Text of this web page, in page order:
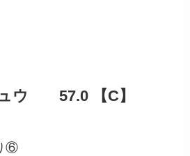
ウ 57.0 【C】
⑥